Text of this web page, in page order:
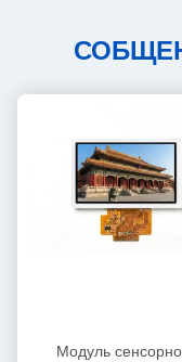
Модуль